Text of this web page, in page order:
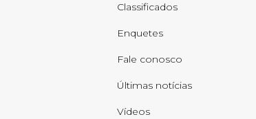
Classificados
Enquetes
Fale conosco
Últimas notícias
Vídeos